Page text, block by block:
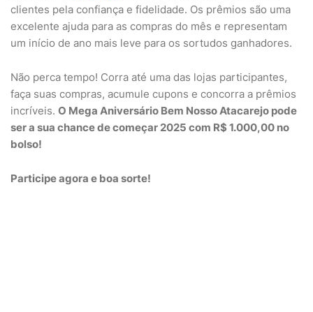
clientes pela confiança e fidelidade. Os prêmios são uma
excelente ajuda para as compras do mês e representam
um início de ano mais leve para os sortudos ganhadores.
Não perca tempo! Corra até uma das lojas participantes,
faça suas compras, acumule cupons e concorra a prêmios
incríveis. O Mega Aniversário Bem Nosso Atacarejo pode
ser a sua chance de começar 2025 com R$ 1.000,00 no
bolso!
Participe agora e boa sorte!